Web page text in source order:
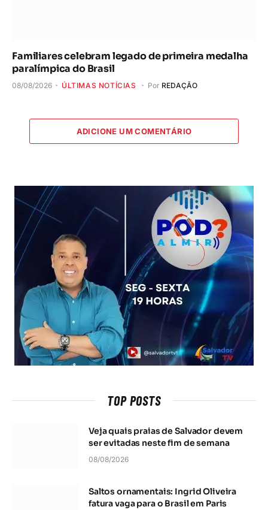
Familiares celebram legado de primeira medalha
paralímpica do Brasil
08/08/2026 ÚLTIMAS NOTÍCIAS Por REDAÇÃO
ADICIONE UM COMENTÁRIO
TOP POSTS
Veja quais praias de Salvador devem
ser evitadas neste fim de semana
08/08/2026
Saltos ornamentais: Ingrid Oliveira
fatura vaga para o Brasil em Paris